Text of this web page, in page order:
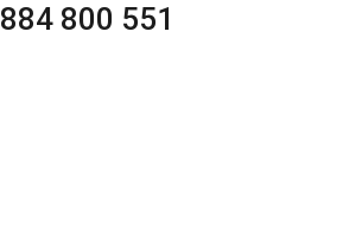
884 800 551